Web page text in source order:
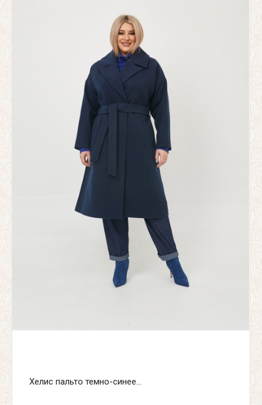
Хелис пальто темно-синее...